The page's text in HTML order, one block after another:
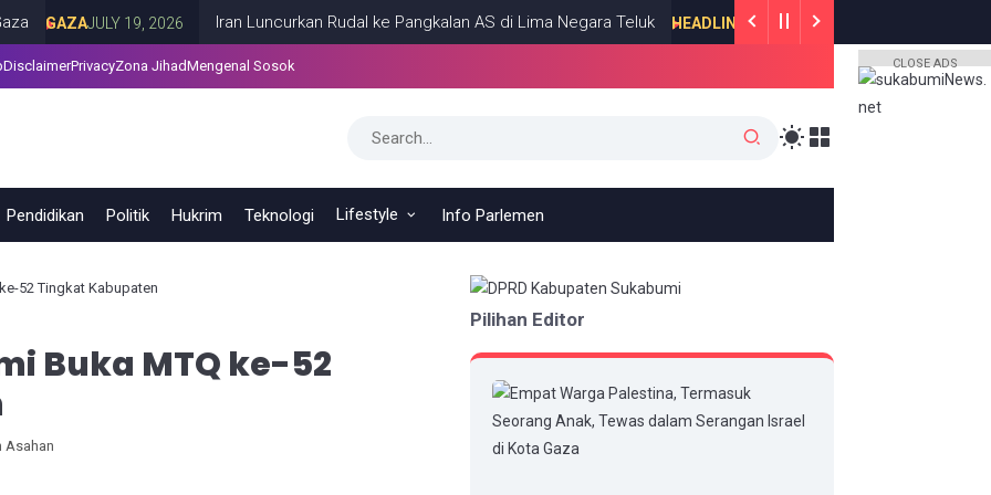
JULY 19, 2026 Iran Luncurkan Rudal ke Pangkalan AS di Lima Negara Teluk HEADLINE JULY 13, 2026 Roy Suryo dan dr Tifa
DisclaimerPrivacyZona JihadMengenal Sosok
Pendidikan Politik Hukrim Teknologi Lifestyle Info Parlemen
52 Tingkat Kabupaten
Buka MTQ ke-52
Asahan
Pilihan Editor
CLOSE ADS